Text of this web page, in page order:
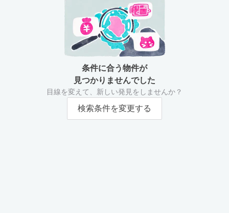
条件に合う物件が
見つかりませんでした
目線を変えて、新しい発見をしませんか？
検索条件を変更する